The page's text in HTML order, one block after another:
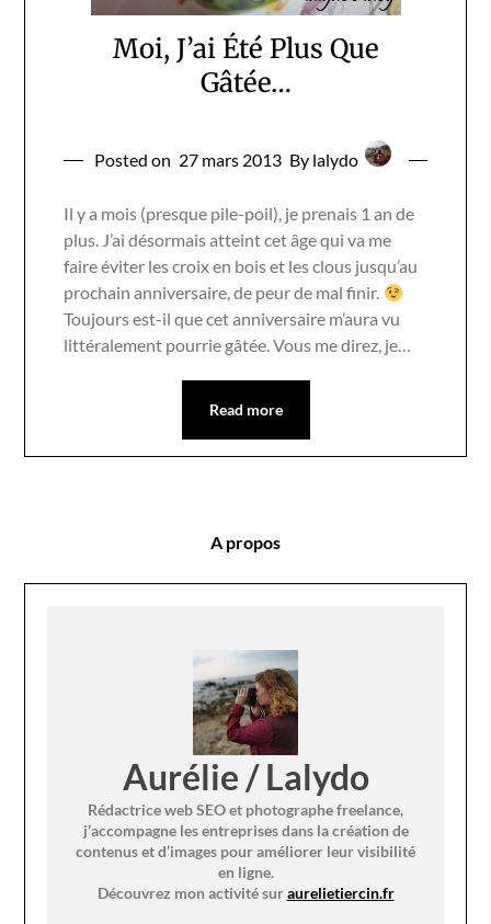
Moi, J’ai Été Plus Que
Gâtée…
Posted on 27 mars 2013 By lalydo
Il y a mois (presque pile-poil), je prenais 1 an de
plus. J’ai désormais atteint cet âge qui va me
faire éviter les croix en bois et les clous jusqu’au
prochain anniversaire, de peur de mal finir.
Toujours est-il que cet anniversaire m’aura vu
littéralement pourrie gâtée. Vous me direz, je…
Read more
A propos
Aurélie / Lalydo
Rédactrice web SEO et photographe freelance,
j’accompagne les entreprises dans la création de
contenus et d’images pour améliorer leur visibilité
en ligne.
Découvrez mon activité suraurelietiercin.fr